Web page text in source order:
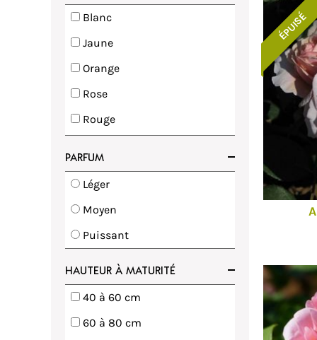
Blanc
Jaune
Orange
Rose
Rouge
Vert
PARFUM
Léger
Moyen
Puissant
HAUTEUR À MATURITÉ
40 à 60 cm
60 à 80 cm
ÉPUISÉ
Ajouter à mes favoris